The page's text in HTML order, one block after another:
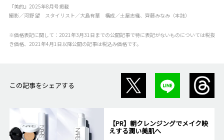
『美的』2025年8月号掲載
撮影／河野 望 スタイリスト／大島有華 構成／土屋志織、齊藤みなみ（本誌）
※価格表記に関して：2021年3月31日までの公開記事で特に表記がないものについては税抜
き価格、2021年4月1日以降公開の記事は税込み価格です。
この記事をシェアする
【PR】朝クレンジングでメイク映
えする潤い美肌へ